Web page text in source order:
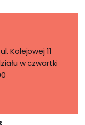
Kolejowej 11
w czwartki